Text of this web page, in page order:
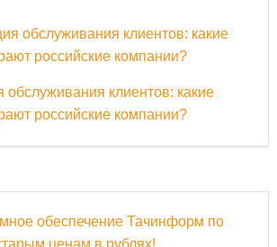
обслуживания клиентов: какие
российские компании?